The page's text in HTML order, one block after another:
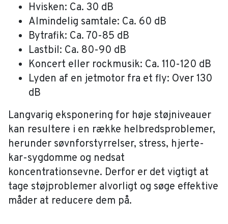
Hvisken: Ca. 30 dB
Almindelig samtale: Ca. 60 dB
Bytrafik: Ca. 70-85 dB
Lastbil: Ca. 80-90 dB
Koncert eller rockmusik: Ca. 110-120 dB
Lyden af en jetmotor fra et fly: Over 130
dB
Langvarig eksponering for høje støjniveauer
kan resultere i en række helbredsproblemer,
herunder søvnforstyrrelser, stress, hjerte-
kar-sygdomme og nedsat
koncentrationsevne. Derfor er det vigtigt at
tage støjproblemer alvorligt og søge effektive
måder at reducere dem på.